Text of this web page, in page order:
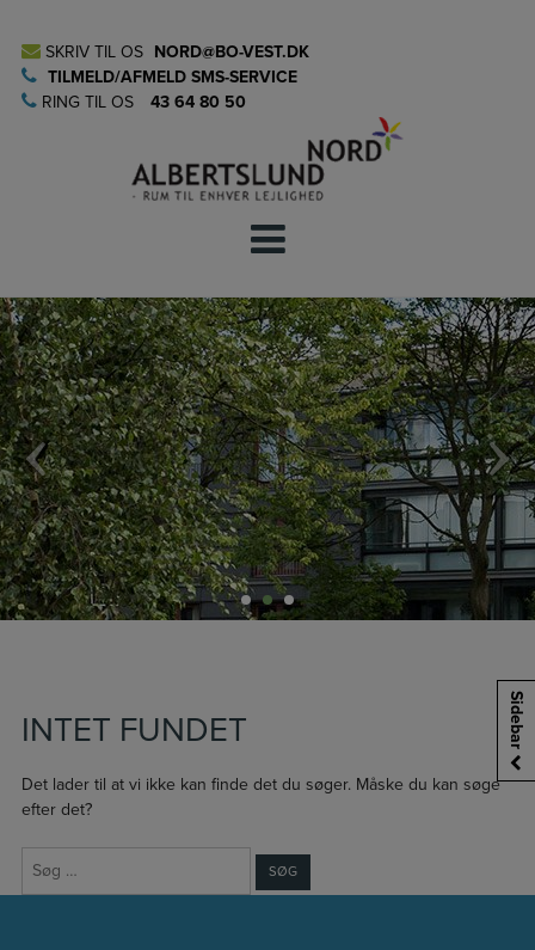
indholdet
SKRIV TIL OS NORD@BO-VEST.DK
TILMELD/AFMELD SMS-SERVICE
RING TIL OS
43 64 80 50
INTET FUNDET
Det lader til at vi ikke kan finde det du søger. Måske du kan søge
efter det?
Søg
efter:
Sidebar